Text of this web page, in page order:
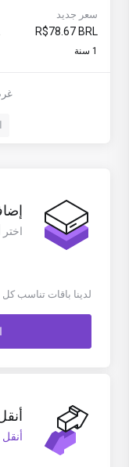
سعر جديد
R$78.67 BRL
1 سنة
اختر
لدينا باقات تناسب كل